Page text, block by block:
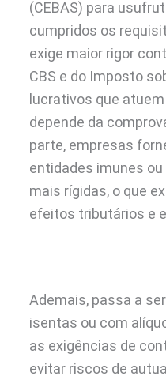
(CEBAS) para
cumpridos os
exige maior rigor
CBS e do Imposto
lucrativos que
depende da
parte, empresas
entidades imunes
mais rígidas, o que
efeitos tributários e
Ademais, passa a
isentas ou com
as exigências de
evitar riscos de